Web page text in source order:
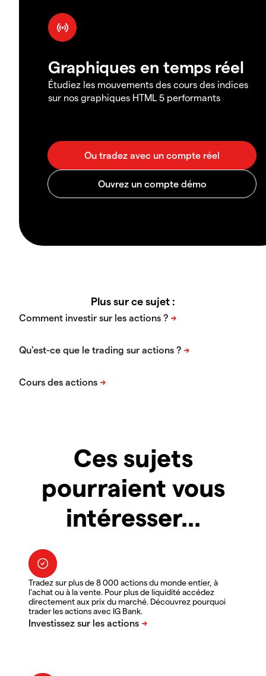
Graphiques en temps réel
Étudiez les mouvements des cours des indices
sur nos graphiques HTML 5 performants
Plus sur ce sujet :
Ces sujets
pourraient vous
intéresser...
Tradez sur plus de 8 000 actions du monde entier, à
l'achat ou à la vente. Pour plus de liquidité accédez
directement aux prix du marché. Découvrez pourquoi
trader les actions avec IG Bank.